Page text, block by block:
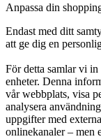
Anpassa din
Endast med ditt
att ge dig en
För detta samlar vi in
enheter. Denna
vår webbplats, visa
analysera
uppgifter med
onlinekanaler – men